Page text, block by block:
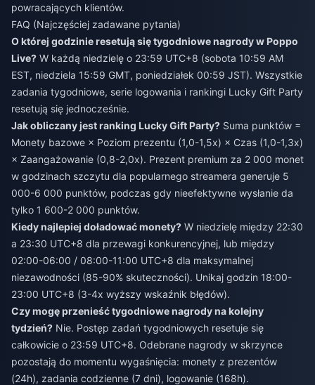
powracających klientów.
FAQ (Najczęściej zadawane pytania)
O której godzinie resetują się tygodniowe nagrody w Poppo
Live? W każdą niedzielę o 23:59 UTC+8 (sobota 10:59 AM
EST, niedziela 15:59 GMT, poniedziałek 00:59 JST). Wszystkie
zadania tygodniowe, serie logowania i rankingi Lucky Gift Party
resetują się jednocześnie.
Jak obliczany jest ranking Lucky Gift Party? Suma punktów =
Monety bazowe × Poziom prezentu (1,0-1,5x) × Czas (1,0-1,3x)
× Zaangażowanie (0,8-2,0x). Prezent premium za 2 000 monet
w godzinach szczytu dla popularnego streamera generuje 5
000-6 000 punktów, podczas gdy nieefektywne wysłanie da
tylko 1 600-2 000 punktów.
Kiedy najlepiej doładować monety? W niedzielę między 22:30
a 23:30 UTC+8 dla przewagi konkurencyjnej, lub między
02:00-06:00 / 08:00-11:00 UTC+8 dla maksymalnej
niezawodności (85-90% skuteczności). Unikaj godzin 18:00-
23:00 UTC+8 (3-4x wyższy wskaźnik błędów).
Czy mogę przenieść tygodniowe nagrody na kolejny
tydzień? Nie. Postęp zadań tygodniowych resetuje się
całkowicie o 23:59 UTC+8. Odebrane nagrody w skrzynce
pozostają do momentu wygaśnięcia: monety z prezentów
(24h), zadania codzienne (7 dni), logowanie (168h).